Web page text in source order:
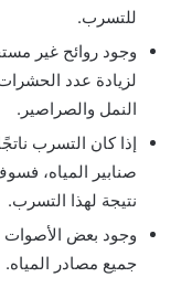
للتسرب.
وجود روائح غير
لزيادة عدد
النمل والصراصير.
إذا كان التسرب
صنابير المياه،
نتيجة لهذا التسرب.
وجود بعض الأصوات
جميع مصادر المياه.